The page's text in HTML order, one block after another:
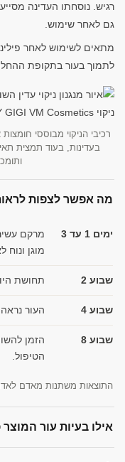
רגיש. נוסחתו העדינה
גם לאחר שימוש.
מתאים לשימוש לאחר
לתמוך בעור בתקופת
רכיבי הניקוי מבוססי
בעדינות, בעוד תמצית
מה אפשר לצפות
ימים 1 עד 3
מרקם
מוגן ונוח
שבוע 2 תחושת
שבוע 4 העור
שבוע 8
הזמן
הטיפול.
התוצאות משתנות מאדם לאדם
אילו בעיות עור